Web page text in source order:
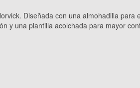
Diseñada con una almohadilla para
y una plantilla acolchada para mayor